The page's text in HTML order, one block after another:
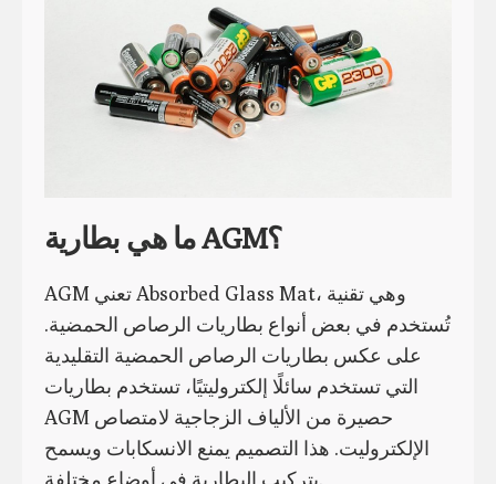
ما هي بطارية AGM؟
AGM تعني Absorbed Glass Mat، وهي تقنية
تُستخدم في بعض أنواع بطاريات الرصاص الحمضية.
على عكس بطاريات الرصاص الحمضية التقليدية
التي تستخدم سائلًا إلكتروليتيًا، تستخدم بطاريات
AGM حصيرة من الألياف الزجاجية لامتصاص
الإلكتروليت. هذا التصميم يمنع الانسكابات ويسمح
بتركيب البطارية في أوضاع مختلفة.